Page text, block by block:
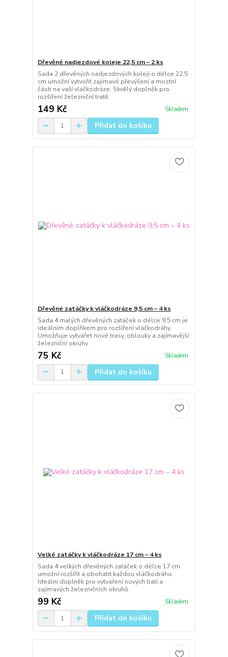
Dřevěné nadjezdové koleje 22,5 cm – 2 ks
Sada 2 dřevěných nadjezdových kolejí o délce 22,5
cm umožní vytvořit zajímavé převýšení a mostní
části na vaší vláčkodráze. Skvělý doplněk pro
rozšíření železniční tratě.
149 Kč Skladem
Přidat do košíku
Dřevěné zatáčky k vláčkodráze 9,5 cm – 4 ks
Sada 4 malých dřevěných zatáček o délce 9,5 cm je
ideálním doplňkem pro rozšíření vláčkodráhy.
Umožňuje vytvářet nové trasy, oblouky a zajímavější
železniční okruhy.
75 Kč Skladem
Přidat do košíku
Velké zatáčky k vláčkodráze 17 cm – 4 ks
Sada 4 velkých dřevěných zatáček o délce 17 cm
umožní rozšířit a obohatit každou vláčkodráhu.
Ideální doplněk pro vytváření nových tratí a
zajímavých železničních okruhů.
99 Kč Skladem
Přidat do košíku